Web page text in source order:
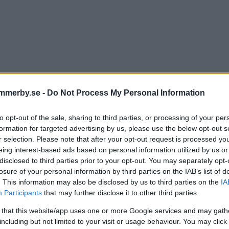
- Do Not Process My Personal Information
opt-out of the sale, sharing to third parties, or processing of your
for targeted advertising by us, please use the below opt-out
selection. Please note that after your opt-out request is processed
interest-based ads based on personal information utilized by us
to third parties prior to your opt-out. You may separately
of your personal information by third parties on the IAB’s list of
This information may also be disclosed by us to third parties on the
Participants that may further disclose it to other third parties.
that this website/app uses one or more Google services and may
but not limited to your visit or usage behaviour. You may
drömmer om A-final i
debuten
12 juli 2023 13.15